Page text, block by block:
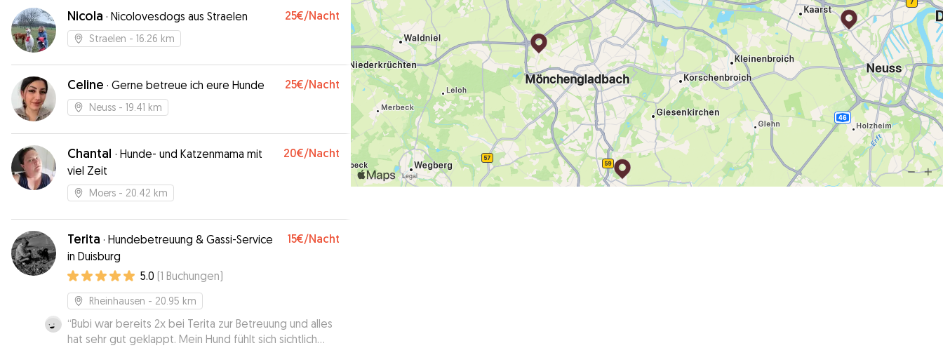
Nicola · Nicolovesdogs aus Straelen 25€/Nacht
Straelen - 16.26 km
Celine · Gerne betreue ich eure Hunde 25€/Nacht
Neuss - 19.41 km
Chantal · Hunde- und Katzenmama mit
viel Zeit
20€/Nacht
Moers - 20.42 km
Terita · Hundebetreuung & Gassi-Service
in Duisburg
15€/Nacht
5.0 (1 Buchungen)
Rheinhausen - 20.95 km
“Bubi war bereits 2x bei Terita zur Betreuung und alles
hat sehr gut geklappt. Mein Hund fühlt sich sichtlich